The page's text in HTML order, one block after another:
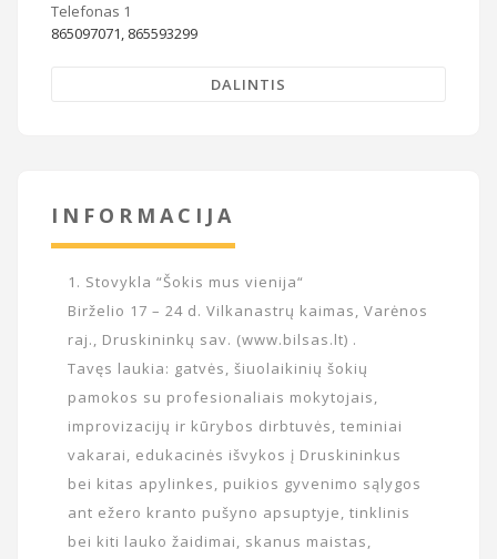
Telefonas 1
865097071, 865593299
DALINTIS
INFORMACIJA
1. Stovykla “Šokis mus vienija“
Birželio 17 – 24 d. Vilkanastrų kaimas, Varėnos
raj., Druskininkų sav. (www.bilsas.lt) .
Tavęs laukia: gatvės, šiuolaikinių šokių
pamokos su profesionaliais mokytojais,
improvizacijų ir kūrybos dirbtuvės, teminiai
vakarai, edukacinės išvykos į Druskininkus
bei kitas apylinkes, puikios gyvenimo sąlygos
ant ežero kranto pušyno apsuptyje, tinklinis
bei kiti lauko žaidimai, skanus maistas,